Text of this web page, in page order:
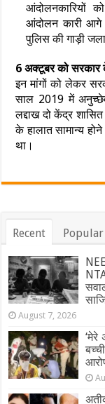
आंदोलनकारियों
आंदोलन कारी
पुलिस की गाड़ी
6 अक्टूबर को
इन मांगों को लेकर
साल 2019 में
लद्दाख दो केंद्र
के हालात सामान्य
था।
Recent Popular
August 7, 2026
‘मेरे